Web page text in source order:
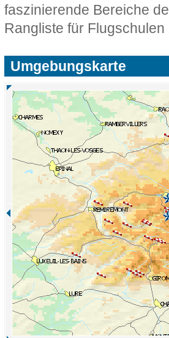
faszinierende Bereiche
Rangliste für
Umgebungskarte